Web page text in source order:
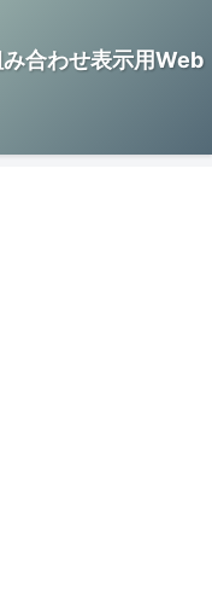
合わせ表示用Web